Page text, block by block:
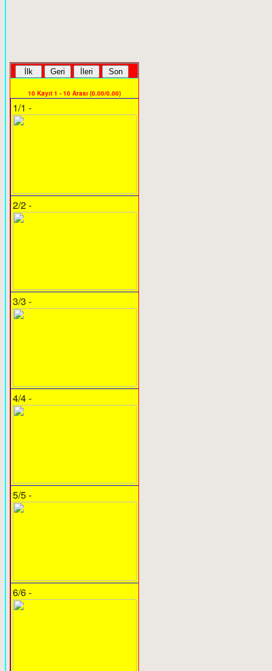
10 Kayıt 1 - 10 Arası (0.00/0.00)
1/1 -
2/2 -
3/3 -
4/4 -
5/5 -
6/6 -